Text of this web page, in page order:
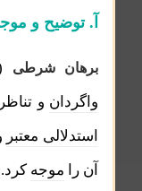
آ. توضیح و
برهان شرطی
واگردان و
استدلالی معتبر
آن را موجه کرد.